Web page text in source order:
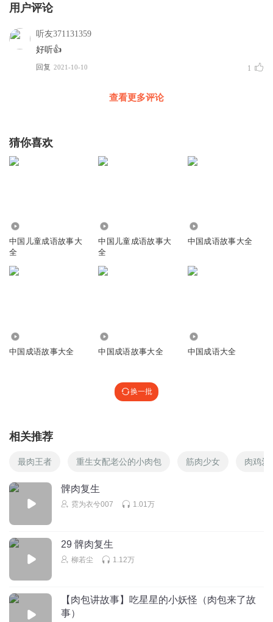
用户评论
听友371131359
好听👍
回复 2021-10-10 1
查看更多评论
猜你喜欢
中国儿童成语故事大
全
中国儿童成语故事大
全
中国成语故事大全
中国成语故事大全 中国成语故事大全 中国成语大全
换一批
相关推荐
最肉王者 重生女配老公的小肉包 筋肉少女 肉鸡爱
髀肉复生
霓为衣兮007 1.01万
29 髀肉复生
柳若尘 1.12万
【肉包讲故事】吃星星的小妖怪（肉包来了故
事）